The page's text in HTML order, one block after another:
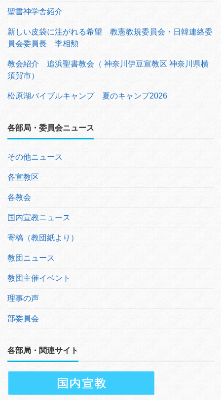
聖書神学舎紹介
新しい皮袋に注がれる希望 教憲教規委員会・日韓連絡委
員会委員長 李相勲
教会紹介 追浜聖書教会（ 神奈川伊豆宣教区 神奈川県横
須賀市）
松原湖バイブルキャンプ 夏のキャンプ2026
各部局・委員会ニュース
その他ニュース
各宣教区
各教会
国内宣教ニュース
寄稿（教団紙より）
教団ニュース
教団主催イベント
理事の声
部委員会
各部局・関連サイト